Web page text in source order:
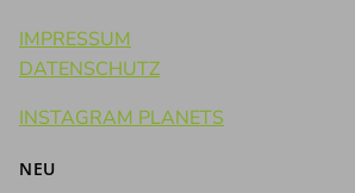
IMPRESSUM
DATENSCHUTZ
INSTAGRAM PLANETS
NEU